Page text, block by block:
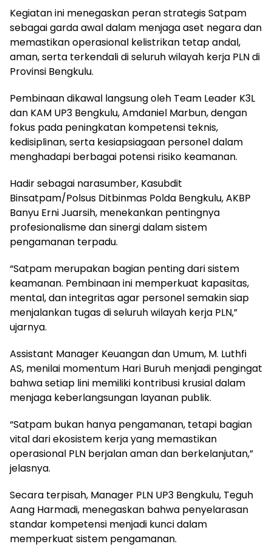
Kegiatan ini menegaskan peran strategis Satpam
sebagai garda awal dalam menjaga aset negara dan
memastikan operasional kelistrikan tetap andal,
aman, serta terkendali di seluruh wilayah kerja PLN di
Provinsi Bengkulu.
Pembinaan dikawal langsung oleh Team Leader K3L
dan KAM UP3 Bengkulu, Amdaniel Marbun, dengan
fokus pada peningkatan kompetensi teknis,
kedisiplinan, serta kesiapsiagaan personel dalam
menghadapi berbagai potensi risiko keamanan.
Hadir sebagai narasumber, Kasubdit
Binsatpam/Polsus Ditbinmas Polda Bengkulu, AKBP
Banyu Erni Juarsih, menekankan pentingnya
profesionalisme dan sinergi dalam sistem
pengamanan terpadu.
“Satpam merupakan bagian penting dari sistem
keamanan. Pembinaan ini memperkuat kapasitas,
mental, dan integritas agar personel semakin siap
menjalankan tugas di seluruh wilayah kerja PLN,”
ujarnya.
Assistant Manager Keuangan dan Umum, M. Luthfi
AS, menilai momentum Hari Buruh menjadi pengingat
bahwa setiap lini memiliki kontribusi krusial dalam
menjaga keberlangsungan layanan publik.
“Satpam bukan hanya pengamanan, tetapi bagian
vital dari ekosistem kerja yang memastikan
operasional PLN berjalan aman dan berkelanjutan,”
jelasnya.
Secara terpisah, Manager PLN UP3 Bengkulu, Teguh
Aang Harmadi, menegaskan bahwa penyelarasan
standar kompetensi menjadi kunci dalam
memperkuat sistem pengamanan.